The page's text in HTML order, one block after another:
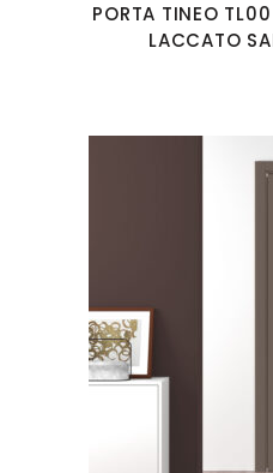
PORTA TINEO
LACCATO